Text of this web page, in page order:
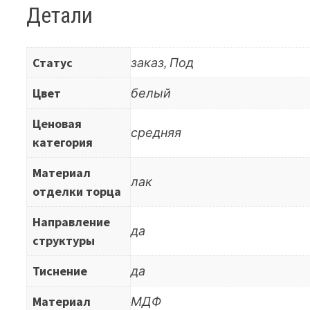
Детали
Статус
заказ, Под
Цвет
белый
Ценовая
категория
средняя
Материал
отделки торца
лак
Направление
структуры
да
Тиснение
да
Материал
МДФ